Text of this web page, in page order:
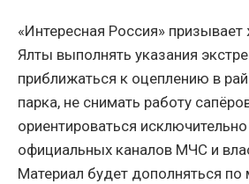
«Интересная Россия» призывает
Ялты выполнять указания
приближаться к оцеплению в
парка, не снимать работу
ориентироваться
официальных каналов МЧС и
Материал будет дополняться по